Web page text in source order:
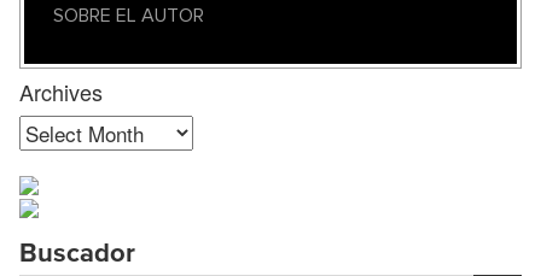
SOBRE EL AUTOR
Archives
Archives
Buscador